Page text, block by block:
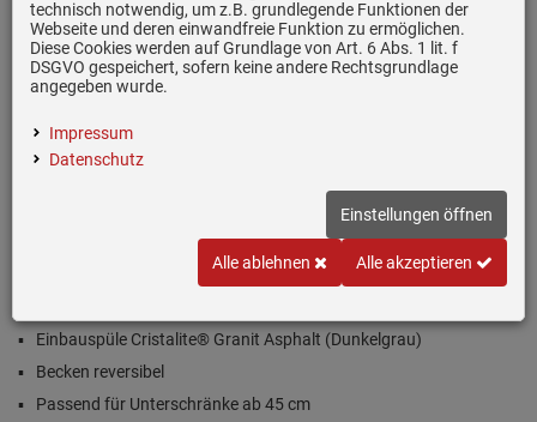
Inklusive 5 Jahre Garantie
Einbauspüle Cristalite® Granit Asphalt (Dunkelgrau)
Becken reversibel
Passend für Unterschränke ab 45 cm
technisch notwendig, um z.B. grundlegende Funktionen der
Webseite und deren einwandfreie Funktion zu ermöglichen.
Diese Cookies werden auf Grundlage von Art. 6 Abs. 1 lit. f
DSGVO gespeichert, sofern keine andere Rechtsgrundlage
angegeben wurde.
Impressum
Datenschutz
Einstellungen öffnen
Alle ablehnen Alle akzeptieren